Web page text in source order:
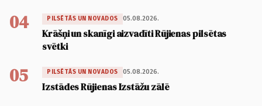
04 PILSĒTĀS UN NOVADOS 05.08.2026.
Krāšņi un skanīgi aizvadīti Rūjienas pilsētas
svētki
05 PILSĒTĀS UN NOVADOS 05.08.2026.
Izstādes Rūjienas Izstāžu zālē